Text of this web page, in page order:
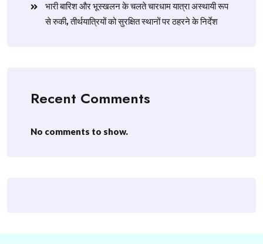
​भारी बारिश और भूस्खलन के चलते चारधाम यात्रा अस्थायी रूप
से रुकी, तीर्थयात्रियों को सुरक्षित स्थानों पर ठहरने के निर्देश
Recent Comments
No comments to show.